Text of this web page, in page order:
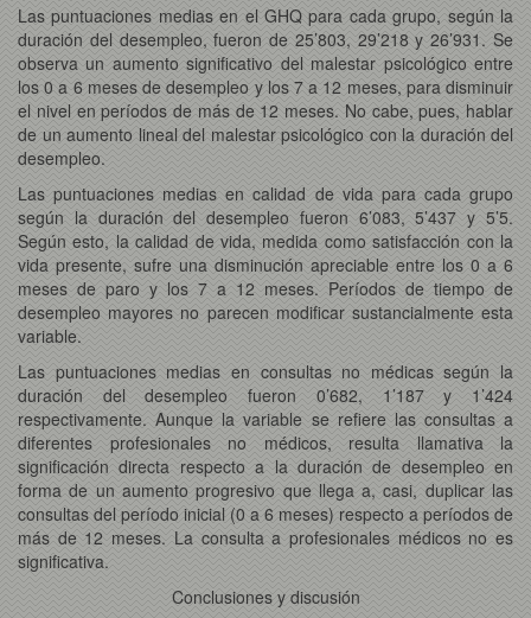
Las puntuaciones medias en el GHQ para cada grupo, según la
duración del desempleo, fueron de 25’803, 29’218 y 26’931. Se
observa un aumento significativo del malestar psicológico entre
los 0 a 6 meses de desempleo y los 7 a 12 meses, para disminuir
el nivel en períodos de más de 12 meses. No cabe, pues, hablar
de un aumento lineal del malestar psicológico con la duración del
desempleo.
Las puntuaciones medias en calidad de vida para cada grupo
según la duración del desempleo fueron 6’083, 5’437 y 5’5.
Según esto, la calidad de vida, medida como satisfacción con la
vida presente, sufre una disminución apreciable entre los 0 a 6
meses de paro y los 7 a 12 meses. Períodos de tiempo de
desempleo mayores no parecen modificar sustancialmente esta
variable.
Las puntuaciones medias en consultas no médicas según la
duración del desempleo fueron 0’682, 1’187 y 1’424
respectivamente. Aunque la variable se refiere las consultas a
diferentes profesionales no médicos, resulta llamativa la
significación directa respecto a la duración de desempleo en
forma de un aumento progresivo que llega a, casi, duplicar las
consultas del período inicial (0 a 6 meses) respecto a períodos de
más de 12 meses. La consulta a profesionales médicos no es
significativa.
Conclusiones y discusión